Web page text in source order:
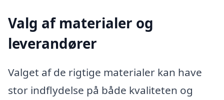
Valg af materialer og
leverandører
Valget af de rigtige materialer kan have
stor indflydelse på både kvaliteten og